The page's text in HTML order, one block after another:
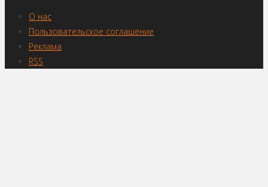
О нас
Пользовательское соглашение
Реклама
RSS